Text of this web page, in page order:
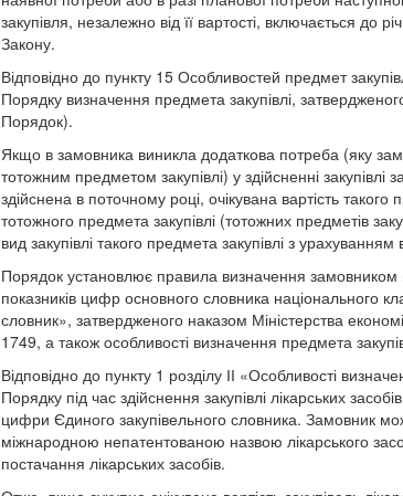
закупівля, незалежно від її вартості, включається до
Закону.
Відповідно до пункту 15 Особливостей предмет
Порядку визначення предмета закупівлі,
Порядок).
Якщо в замовника виникла додаткова потреба (яку
тотожним предметом закупівлі) у здійсненні
здійснена в поточному році, очікувана вартість такого
тотожного предмета закупівлі (тотожних предметів
вид закупівлі такого предмета закупівлі з
Порядок установлює правила визначення замовником
показників цифр основного словника національного
словник», затвердженого наказом Міністерства
1749, а також особливості визначення предмета
Відповідно до пункту 1 розділу ІІ «Особливості
Порядку під час здійснення закупівлі лікарських
цифри Єдиного закупівельного словника. Замовник
міжнародною непатентованою назвою лікарського
постачання лікарських засобів.